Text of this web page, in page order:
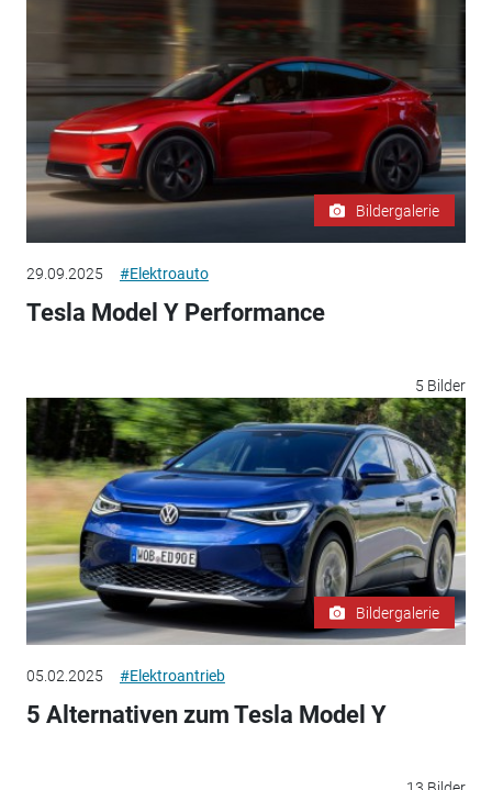
Bildergalerie
29.09.2025 #Elektroauto
Tesla Model Y Performance
5 Bilder
Bildergalerie
05.02.2025 #Elektroantrieb
5 Alternativen zum Tesla Model Y